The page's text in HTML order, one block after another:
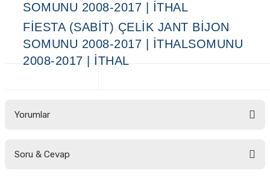
SOMUNU 2008-2017 | İTHAL
FIESTA (SABIT) ÇELIK JANT BIJON
SOMUNU 2008-2017 | İTHALSOMUNU
2008-2017 | İTHAL
Yorumlar
Soru & Cevap